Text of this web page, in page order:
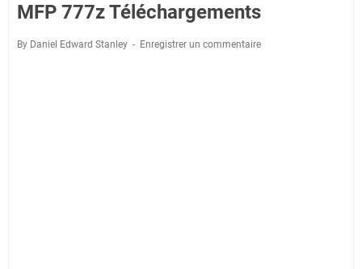
MFP 777z Téléchargements
By Daniel Edward Stanley Enregistrer un commentaire